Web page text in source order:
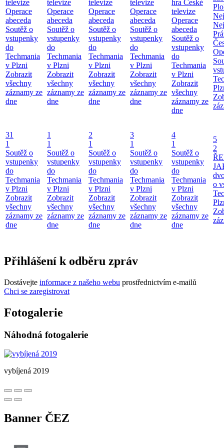
televize
Operace
abeceda
Soutěž o
vstupenky
do
Techmania
v Plzni
Zobrazit
všechny
záznamy ze
dne
televize
Operace
abeceda
Soutěž o
vstupenky
do
Techmania
v Plzni
Zobrazit
všechny
záznamy ze
dne
televize
Operace
abeceda
Soutěž o
vstupenky
do
Techmania
v Plzni
Zobrazit
všechny
záznamy ze
dne
televize
Operace
abeceda
Soutěž o
vstupenky
do
Techmania
v Plzni
Zobrazit
všechny
záznamy ze
dne
hra České
televize
Operace
abeceda
Soutěž o
vstupenky
do
Techmania
v Plzni
Zobrazit
všechny
záznamy ze
dne
31
1
Soutěž o
vstupenky
do
Techmania
v Plzni
Zobrazit
všechny
záznamy ze
dne
1
1
Soutěž o
vstupenky
do
Techmania
v Plzni
Zobrazit
všechny
záznamy ze
dne
2
1
Soutěž o
vstupenky
do
Techmania
v Plzni
Zobrazit
všechny
záznamy ze
dne
3
1
Soutěž o
vstupenky
do
Techmania
v Plzni
Zobrazit
všechny
záznamy ze
dne
4
1
Soutěž o
vstupenky
do
Techmania
v Plzni
Zobrazit
všechny
záznamy ze
dne
5
2
o
Přihlášení k odběru zpráv
Dostávejte informace z našeho webu prostřednictvím e-mailů
Chci se zaregistrovat
Fotogalerie
Náhodná fotogalerie
vybíjená 2019
Banner ČEZ